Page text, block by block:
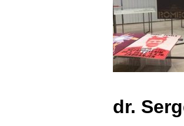
dr.